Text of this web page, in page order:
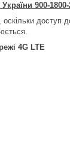
900-
доступ
4G LTE